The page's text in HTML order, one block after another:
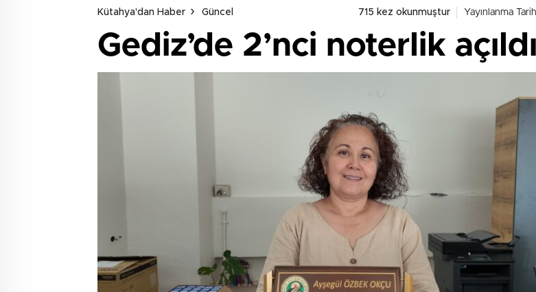
Kütahya'dan Haber Güncel 715 kez okunmuştur Yayınlanma
Gediz’de 2’nci noterlik açıldı